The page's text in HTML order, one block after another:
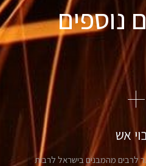
נוספים
אש
לרבים מהמבנים בישראל לרבות